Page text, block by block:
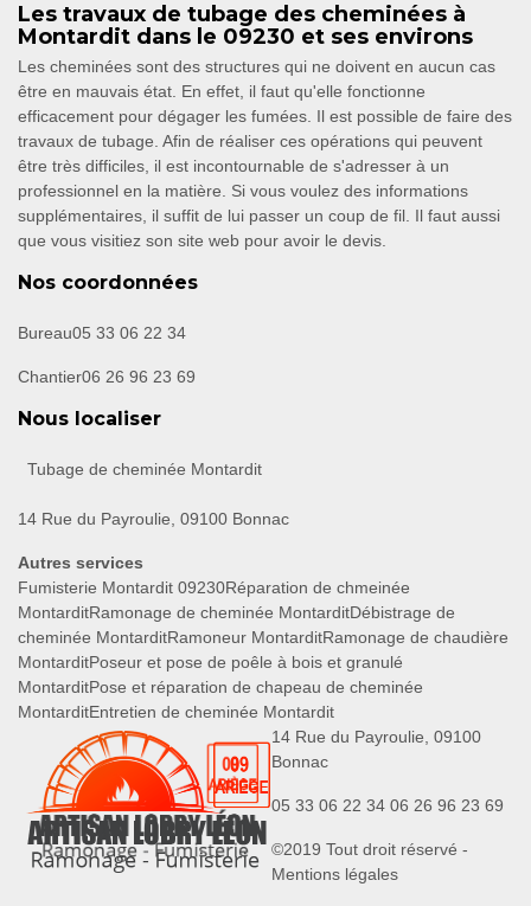
Les travaux de tubage des cheminées à
Montardit dans le 09230 et ses environs
Les cheminées sont des structures qui ne doivent en aucun cas
être en mauvais état. En effet, il faut qu'elle fonctionne
efficacement pour dégager les fumées. Il est possible de faire des
travaux de tubage. Afin de réaliser ces opérations qui peuvent
être très difficiles, il est incontournable de s'adresser à un
professionnel en la matière. Si vous voulez des informations
supplémentaires, il suffit de lui passer un coup de fil. Il faut aussi
que vous visitiez son site web pour avoir le devis.
Nos coordonnées
Bureau05 33 06 22 34
Chantier06 26 96 23 69
Nous localiser
Tubage de cheminée Montardit
14 Rue du Payroulie, 09100 Bonnac
Autres services
Fumisterie Montardit 09230Réparation de chmeinée
MontarditRamonage de cheminée MontarditDébistrage de
cheminée MontarditRamoneur MontarditRamonage de chaudière
MontarditPoseur et pose de poêle à bois et granulé
MontarditPose et réparation de chapeau de cheminée
MontarditEntretien de cheminée Montardit
14 Rue du Payroulie, 09100
Bonnac
05 33 06 22 34 06 26 96 23 69
©2019 Tout droit réservé -
Mentions légales